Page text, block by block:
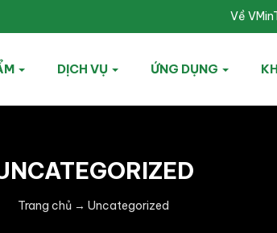
Về
DỊCH VỤ ỨNG DỤNG
Trang chủ → Uncategorized